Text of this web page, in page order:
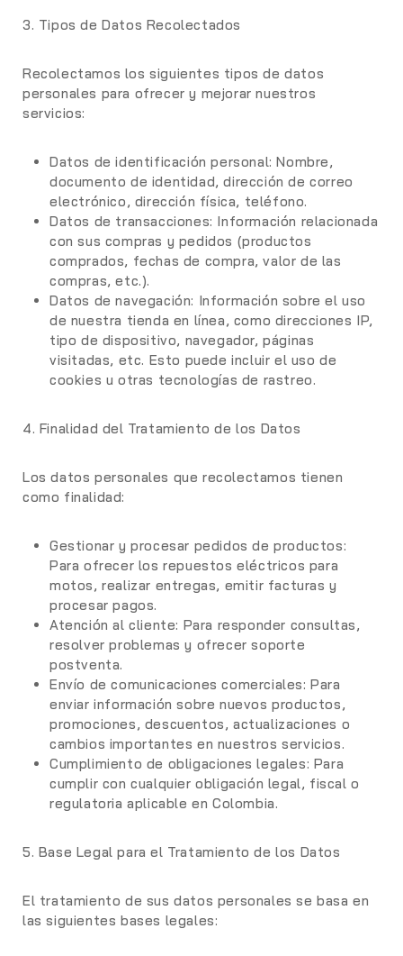
3. Tipos de Datos Recolectados
Recolectamos los siguientes tipos de datos
personales para ofrecer y mejorar nuestros
servicios:
Datos de identificación personal: Nombre,
documento de identidad, dirección de correo
electrónico, dirección física, teléfono.
Datos de transacciones: Información relacionada
con sus compras y pedidos (productos
comprados, fechas de compra, valor de las
compras, etc.).
Datos de navegación: Información sobre el uso
de nuestra tienda en línea, como direcciones IP,
tipo de dispositivo, navegador, páginas
visitadas, etc. Esto puede incluir el uso de
cookies u otras tecnologías de rastreo.
4. Finalidad del Tratamiento de los Datos
Los datos personales que recolectamos tienen
como finalidad:
Gestionar y procesar pedidos de productos:
Para ofrecer los repuestos eléctricos para
motos, realizar entregas, emitir facturas y
procesar pagos.
Atención al cliente: Para responder consultas,
resolver problemas y ofrecer soporte
postventa.
Envío de comunicaciones comerciales: Para
enviar información sobre nuevos productos,
promociones, descuentos, actualizaciones o
cambios importantes en nuestros servicios.
Cumplimiento de obligaciones legales: Para
cumplir con cualquier obligación legal, fiscal o
regulatoria aplicable en Colombia.
5. Base Legal para el Tratamiento de los Datos
El tratamiento de sus datos personales se basa en
las siguientes bases legales: